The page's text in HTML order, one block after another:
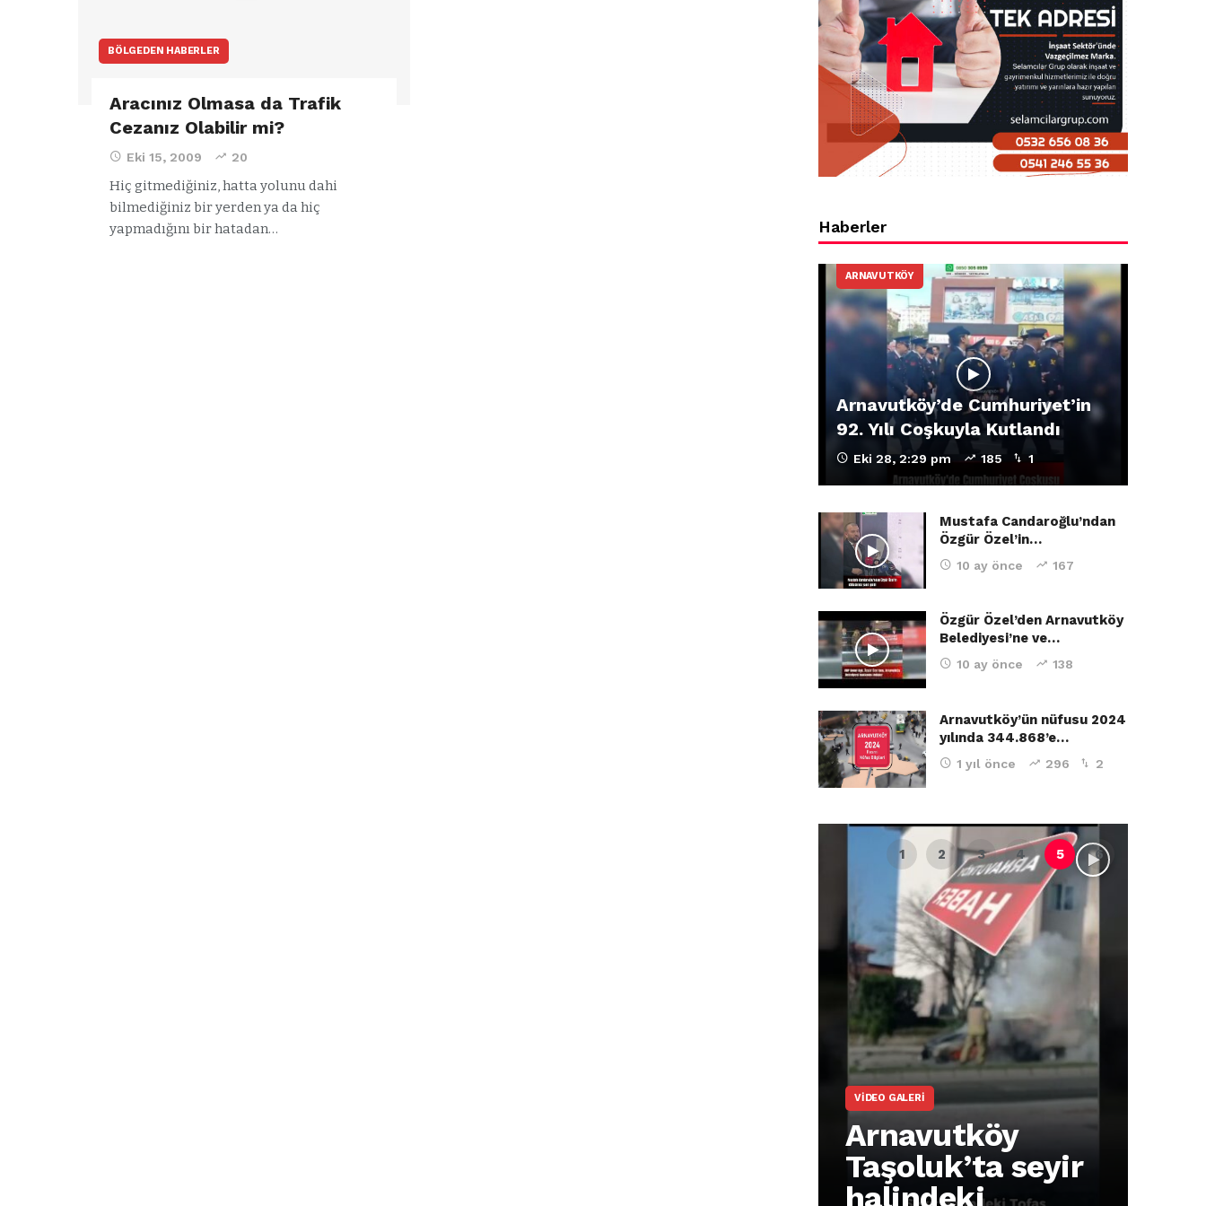
BÖLGEDEN HABERLER
Aracınız Olmasa da Trafik
Cezanız Olabilir mi?
Eki 15, 2009 20
Hiç gitmediğiniz, hatta yolunu dahi
bilmediğiniz bir yerden ya da hiç
yapmadığını bir hatadan…
Haberler
ARNAVUTKÖY
Arnavutköy’de Cumhuriyet’in
92. Yılı Coşkuyla Kutlandı
Eki 28, 2:29 pm 185 1
Mustafa Candaroğlu’ndan
Özgür Özel’in…
10 ay önce 167
Özgür Özel’den Arnavutköy
Belediyesi’ne ve…
10 ay önce 138
Arnavutköy’ün nüfusu 2024
yılında 344.868’e…
1 yıl önce 296 2
VIDEO GALERI
Arnavutköy
Taşoluk’ta seyir
halindeki